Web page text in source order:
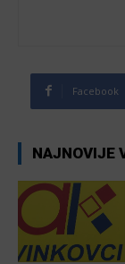
Facebook
NAJNOVIJE